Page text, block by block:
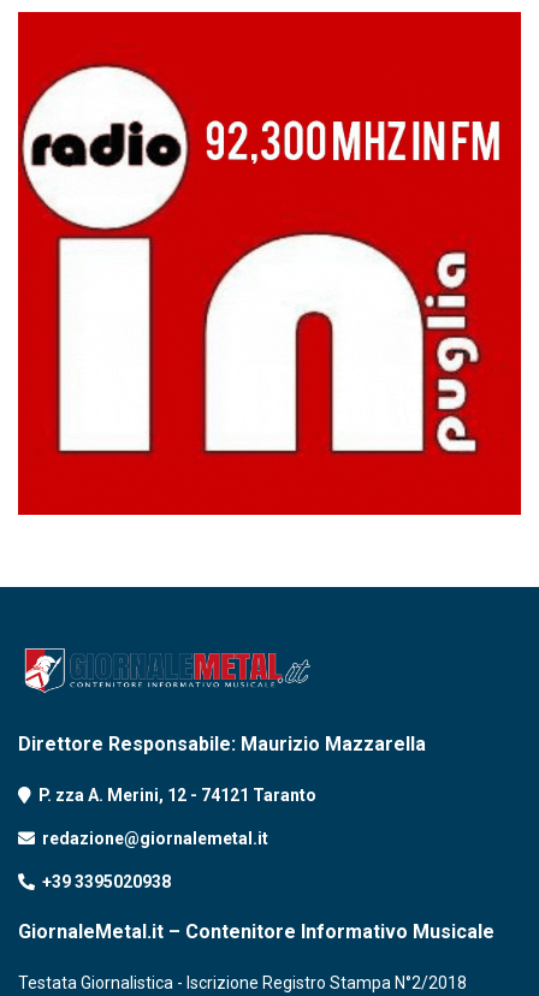
Direttore Responsabile: Maurizio Mazzarella
P. zza A. Merini, 12 - 74121 Taranto
redazione@giornalemetal.it
+39 3395020938
GiornaleMetal.it – Contenitore Informativo Musicale
Testata Giornalistica - Iscrizione Registro Stampa N°2/2018